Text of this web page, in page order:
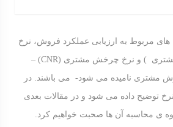
های مربوط به ارزیابی عملکرد فروش، نرخ
های CLV ( ارزش عمر مشتری ) و نرخ چرخش مشتری (CNR) –
مشتری نامیده می شود- می باشند. در
نرخ توضیح داده می شود و در مقالات بعدی
ی محاسبه آن ها صحبت خواهیم کرد.